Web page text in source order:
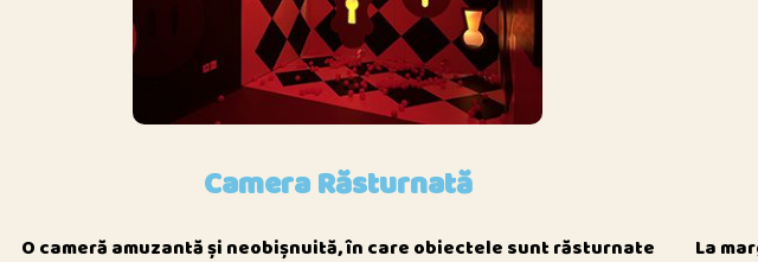
Camera Răsturnată
O cameră amuzantă și neobișnuită, în care obiectele sunt răsturnate
La